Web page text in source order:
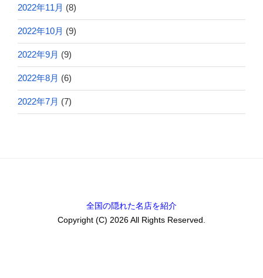
2022年11月 (8)
2022年10月 (9)
2022年9月 (9)
2022年8月 (6)
2022年7月 (7)
全国の隠れた名店を紹介
Copyright (C) 2026 All Rights Reserved.